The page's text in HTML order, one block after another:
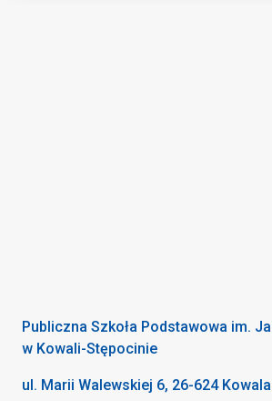
Publiczna Szkoła Podstawowa im.
w Kowali-Stępocinie
ul. Marii Walewskiej 6, 26-624